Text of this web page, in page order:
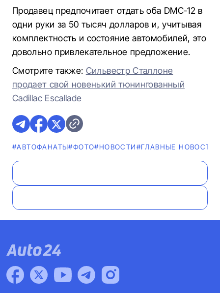
Продавец предпочитает отдать оба DMC-12 в
одни руки за 50 тысяч долларов и, учитывая
комплектность и состояние автомобилей, это
довольно привлекательное предложение.
Смотрите также: Сильвестр Сталлоне
продает свой новенький тюнингованный
Cadillac Escallade
#AВТОФАНАТЫ#ФОТО#НОВОСТИ#ГЛАВНЫЕ НОВОСТИ